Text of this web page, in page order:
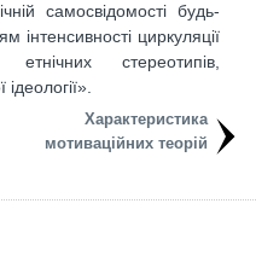
самосвідомості будь-
інтенсивності циркуляції
стереотипів,
ідеології».
Характеристика
мотиваційних теорій